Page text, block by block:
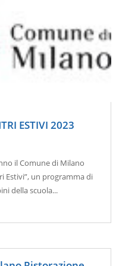
ESTIVI 2023
il Comune di Milano
Estivi”, un programma di
della scuola...